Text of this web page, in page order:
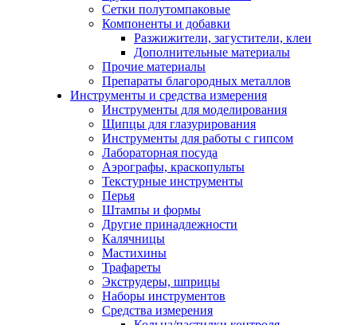
Сетки полутомпаковые
Компоненты и добавки
Разжижители, загустители, клеи
Дополнительные материалы
Прочие материалы
Препараты благородных металлов
Инструменты и средства измерения
Инструменты для моделирования
Щипцы для глазурирования
Инструменты для работы с гипсом
Лабораторная посуда
Аэрографы, краскопульты
Текстурные инструменты
Перья
Штампы и формы
Другие принадлежности
Калячницы
Мастихины
Трафареты
Экструдеры, шприцы
Наборы инструментов
Средства измерения